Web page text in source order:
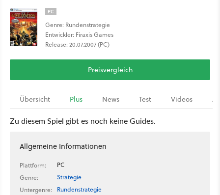
PC
Genre: Rundenstrategie
Entwickler: Firaxis Games
Release: 20.07.2007 (PC)
Preisvergleich
Übersicht Plus News Test Videos
Zu diesem Spiel gibt es noch keine Guides.
Allgemeine Informationen
Plattform:
PC
Genre:
Strategie
Untergenre:
Rundenstrategie